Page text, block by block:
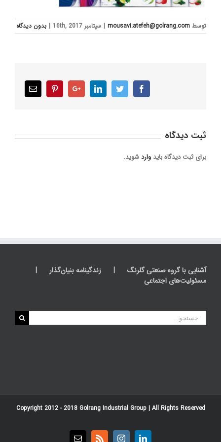
توسط mousavi.atefeh@golrang.com
| سپتامبر 16th, 2017 | بدون ديدگاه
Facebook
Twitter
LinkedIn
Google+
Pinterest
Email
ثبت ديدگاه
برای ثبت دیدگاه باید واردشوید.
آشنایی با گروه صنعتی گلرنگ
زندگینامه بنیان‌گذار
مسئولیت‌های اجتماعی
جستجو
برای:
Copyright 2012 - 2018 Golrang Industrial Group| All Rights Reserved
LinkedIn
Instagram
Rss
Email